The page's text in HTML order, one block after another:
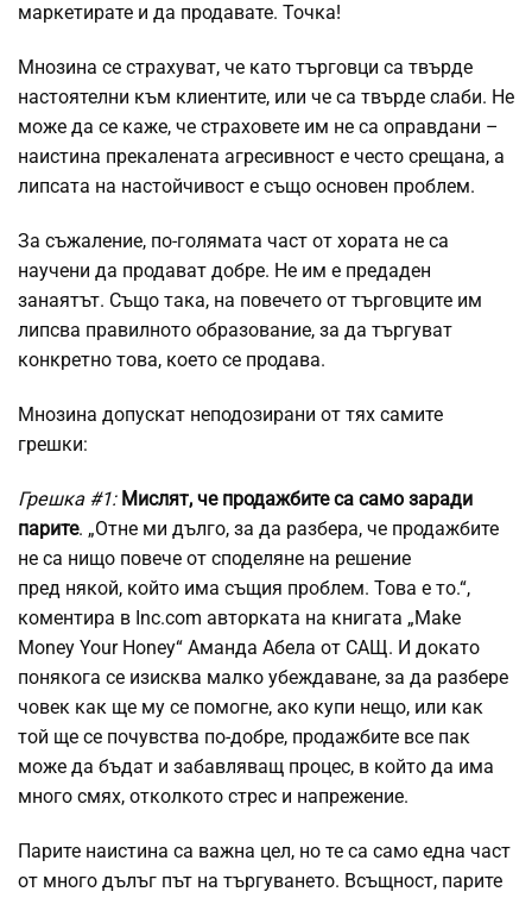
маркетирате и да продавате. Точка!
Мнозина се страхуват, че като търговци са твърде
настоятелни към клиентите, или че са твърде слаби. Не
може да се каже, че страховете им не са оправдани –
наистина прекалената агресивност е често срещана, а
липсата на настойчивост е също основен проблем.
За съжаление, по-голямата част от хората не са
научени да продават добре. Не им е предаден
занаятът. Също така, на повечето от търговците им
липсва правилното образование, за да търгуват
конкретно това, което се продава.
Мнозина допускат неподозирани от тях самите
грешки:
Грешка #1: Мислят, че продажбите са само заради
парите. „Отне ми дълго, за да разбера, че продажбите
не са нищо повече от споделяне на решение
пред някой, който има същия проблем. Това е то.“,
коментира в Inc.com авторката на книгата „Make
Money Your Honey“ Аманда Абела от САЩ. И докато
понякога се изисква малко убеждаване, за да разбере
човек как ще му се помогне, ако купи нещо, или как
той ще се почувства по-добре, продажбите все пак
може да бъдат и забавляващ процес, в който да има
много смях, отколкото стрес и напрежение.
Парите наистина са важна цел, но те са само една част
от много дълъг път на търгуването. Всъщност, парите